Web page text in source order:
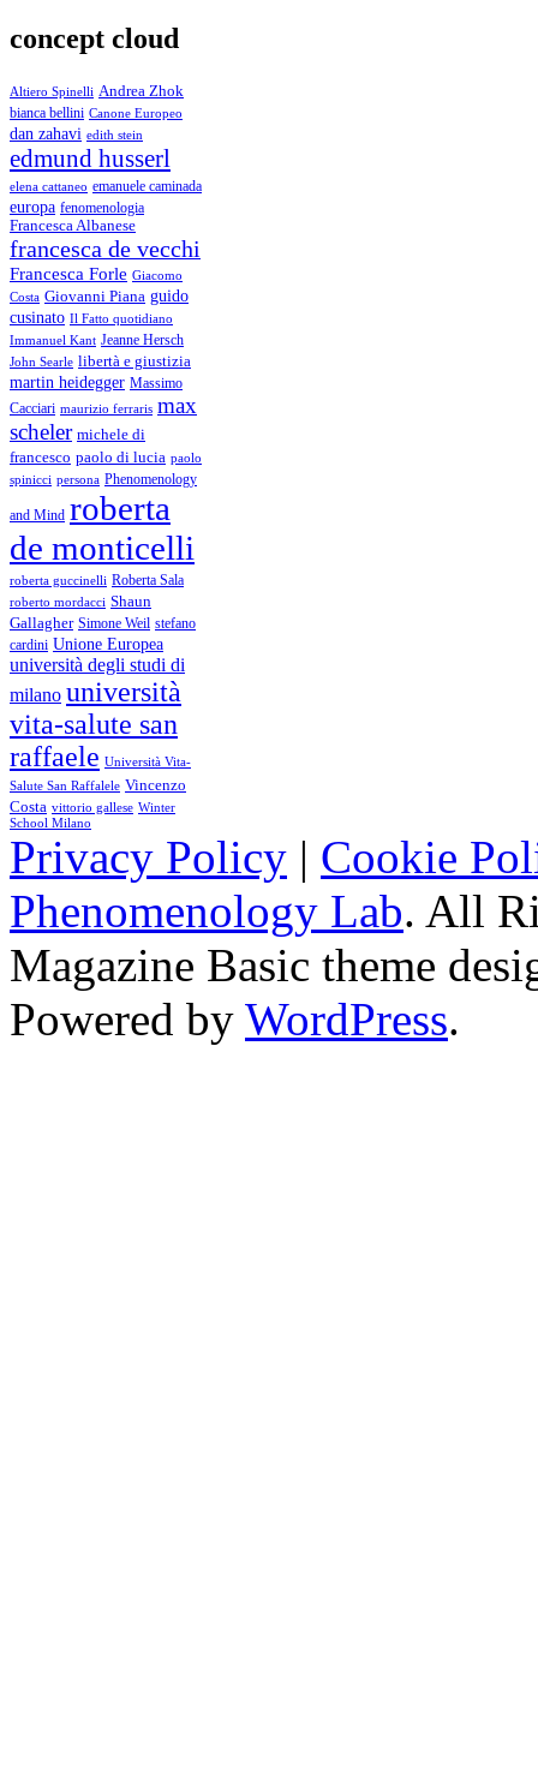
concept cloud
Altiero Spinelli Andrea Zhok
bianca bellini Canone Europeo
dan zahavi edith stein
edmund husserl
elena cattaneo emanuele caminada
europa fenomenologia
Francesca Albanese
francesca de vecchi
Francesca Forle Giacomo
Costa Giovanni Piana guido
cusinato Il Fatto quotidiano
Immanuel Kant Jeanne Hersch
John Searle libertà e giustizia
martin heidegger Massimo
Cacciari maurizio ferraris max
scheler michele di
francesco paolo di lucia paolo
spinicci persona Phenomenology
and Mind roberta
de monticelli
roberta guccinelli Roberta Sala
roberto mordacci Shaun
Gallagher Simone Weil stefano
cardini Unione Europea
università degli studi di
milano università
vita-salute san
raffaele Università Vita-
Salute San Raffalele Vincenzo
Costa vittorio gallese Winter
School Milano
Privacy Policy | Cookie
Phenomenology Lab. All
Magazine Basic theme
Powered by WordPress.